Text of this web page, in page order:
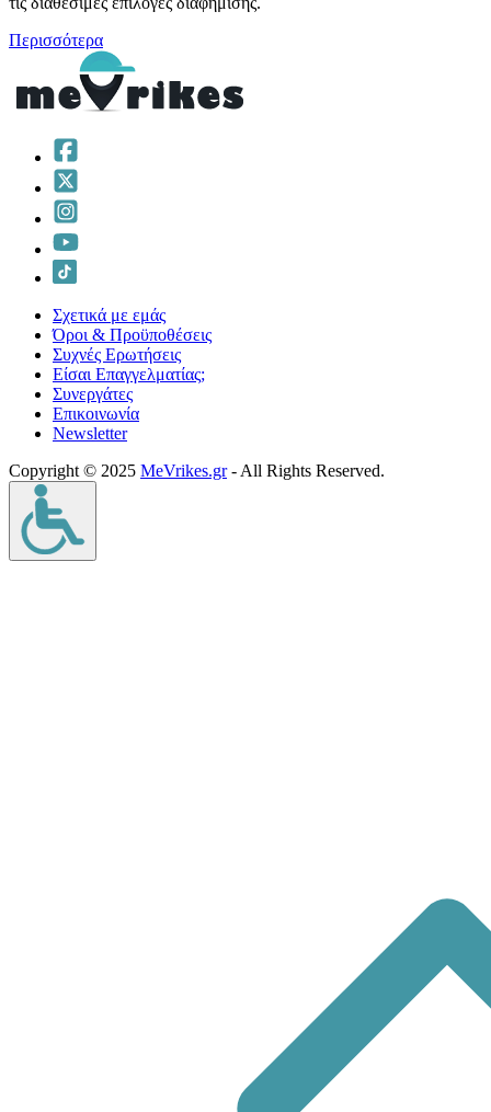
Περισσότερα
Σχετικά με εμάς
Όροι & Προϋποθέσεις
Συχνές Ερωτήσεις
Είσαι Επαγγελματίας;
Συνεργάτες
Επικοινωνία
Νewsletter
Copyright © 2025 MeVrikes.gr- All Rights Reserved.